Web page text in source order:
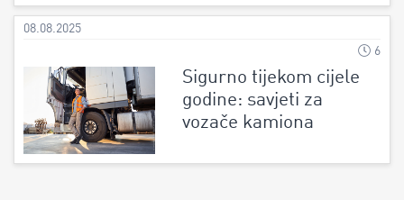
08.08.2025
6
Sigurno tijekom cijele
godine: savjeti za
vozače kamiona